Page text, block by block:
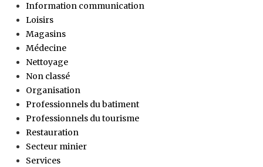
Information communication
Loisirs
Magasins
Médecine
Nettoyage
Non classé
Organisation
Professionnels du batiment
Professionnels du tourisme
Restauration
Secteur minier
Services